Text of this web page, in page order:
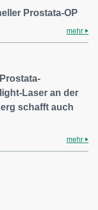
Prostata-OP
mehr
Laser an der
schafft auch
mehr